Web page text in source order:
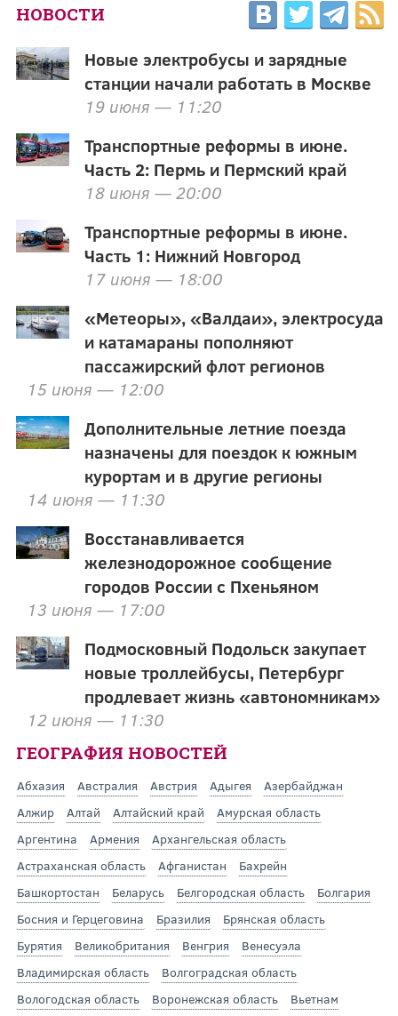
НОВОСТИ
Новые электробусы и зарядные
станции начали работать в Москве
19 июня — 11:20
Транспортные реформы в июне.
Часть 2: Пермь и Пермский край
18 июня — 20:00
Транспортные реформы в июне.
Часть 1: Нижний Новгород
17 июня — 18:00
«Метеоры», «Валдаи», электросуда
и катамараны пополняют
пассажирский флот регионов
15 июня — 12:00
Дополнительные летние поезда
назначены для поездок к южным
курортам и в другие регионы
14 июня — 11:30
Восстанавливается
железнодорожное сообщение
городов России с Пхеньяном
13 июня — 17:00
Подмосковный Подольск закупает
новые троллейбусы, Петербург
продлевает жизнь «автономникам»
12 июня — 11:30
ГЕОГРАФИЯ НОВОСТЕЙ
Абхазия Австралия Австрия Адыгея
Азербайджан
Алжир
Алтай Алтайский край
Амурская область
Аргентина
Армения
Архангельская область
Астраханская область
Афганистан
Бахрейн
Башкортостан
Беларусь Белгородская область
Болгария
Босния и Герцеговина
Бразилия
Брянская область
Бурятия
Великобритания Венгрия
Венесуэла
Владимирская область
Волгоградская область
Вологодская область
Воронежская область
Вьетнам